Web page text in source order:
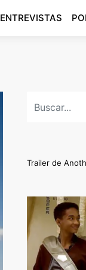
ENTREVISTAS
Trailer de